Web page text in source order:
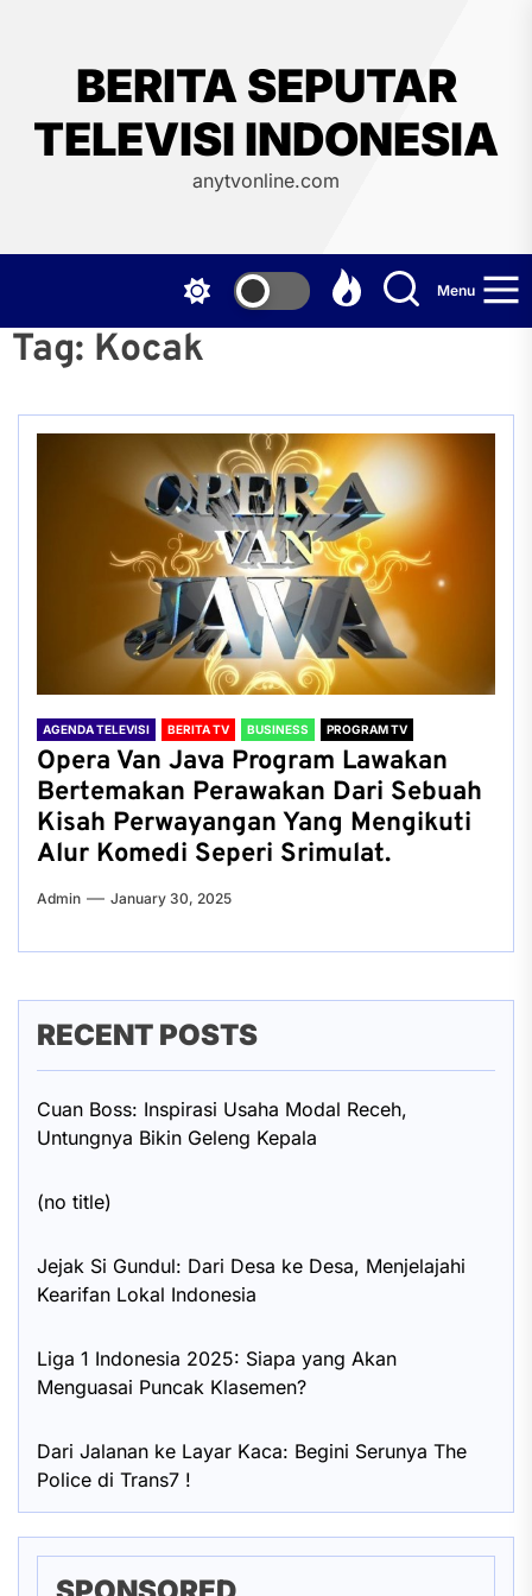
BERITA SEPUTAR
TELEVISI INDONESIA
anytvonline.com
Menu
Tag: Kocak
AGENDA TELEVISI BERITA TV BUSINESS PROGRAM TV
Opera Van Java Program Lawakan
Bertemakan Perawakan Dari Sebuah
Kisah Perwayangan Yang Mengikuti
Alur Komedi Seperi Srimulat.
Admin January 30, 2025
RECENT POSTS
Cuan Boss: Inspirasi Usaha Modal Receh,
Untungnya Bikin Geleng Kepala
(no title)
Jejak Si Gundul: Dari Desa ke Desa, Menjelajahi
Kearifan Lokal Indonesia
Liga 1 Indonesia 2025: Siapa yang Akan
Menguasai Puncak Klasemen?
Dari Jalanan ke Layar Kaca: Begini Serunya The
Police di Trans7 !